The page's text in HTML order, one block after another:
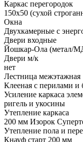
Каркас перегородок
150х50 (сухой
Окна
Двухкамерные с
Двери входные
Йошкар-Ола (метал/
Двери м/к
нет
Лестница межэтажная
Клееная с перилами и
Усиление каркаса
ригель и укосины
Утепление каркаса
200 мм Изорок
Утепление пола и
Кнауф старт 200 мм